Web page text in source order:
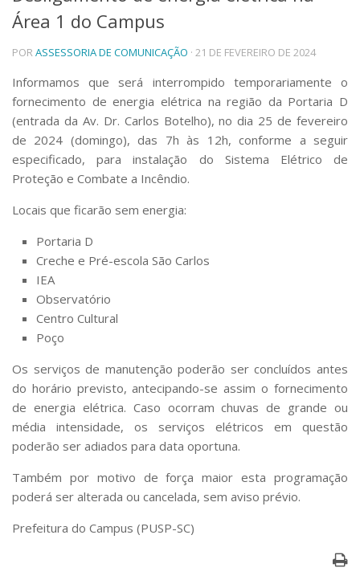
Telefones e Mapas
Pessoas
Ensino
Graduação
Pós-Graduação
Educação a distância
Pesquisa e Inovação
Linhas de Pesquisa
Pós-doutorado
Transferência de Tecnologia
Empresas Juniores
Extensão à Comunidade
Artes, Cultura e Esportes
Museus e Espaços Interativos
Serviços
Bibliotecas
Apoio ao Estudante
Segurança, Trânsito e Prevenção
RH, Administrativo e Financeiro
Comunicação
Assessorias e Mídias
Aplicativos e Sites
Jornal da USP
Área 1 do Campus
PORASSESSORIA DE COMUNICAÇÃO · 21 DE FEVEREIRO DE 2024
Informamos que será interrompido temporariamente o
fornecimento de energia elétrica na região da Portaria D
(entrada da Av. Dr. Carlos Botelho), no dia 25 de fevereiro
de 2024 (domingo), das 7h às 12h, conforme a seguir
especificado, para instalação do Sistema Elétrico de
Proteção e Combate a Incêndio.
Locais que ficarão sem energia:
Portaria D
Creche e Pré-escola São Carlos
IEA
Observatório
Centro Cultural
Poço
Os serviços de manutenção poderão ser concluídos antes
do horário previsto, antecipando-se assim o fornecimento
de energia elétrica. Caso ocorram chuvas de grande ou
média intensidade, os serviços elétricos em questão
poderão ser adiados para data oportuna.
Também por motivo de força maior esta programação
poderá ser alterada ou cancelada, sem aviso prévio.
Prefeitura do Campus (PUSP-SC)